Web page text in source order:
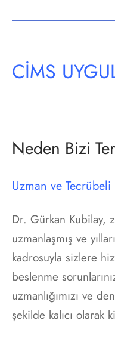
CİMS
Neden Bizi
Uzman ve Tecrübeli
Dr. Gürkan Kubilay,
uzmanlaşmış ve
kadrosuyla sizlere
beslenme
uzmanlığımızı ve
şekilde kalıcı olarak